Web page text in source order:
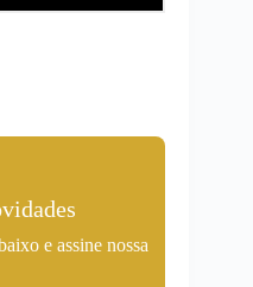
e assine nossa